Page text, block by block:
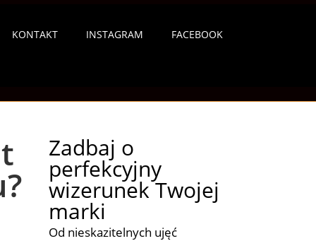
KONTAKT INSTAGRAM FACEBOOK
Zadbaj o
perfekcyjny
wizerunek Twojej
marki
Od nieskazitelnych ujęć